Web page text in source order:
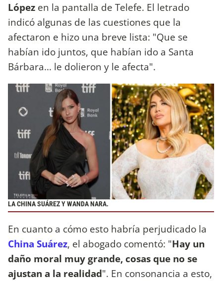
López en la pantalla de Telefe. El letrado
indicó algunas de las cuestiones que la
afectaron e hizo una breve lista: "Que se
habían ido juntos, que habían ido a Santa
Bárbara... le dolieron y le afecta".
LA CHINA SUÁREZ Y WANDA NARA.
En cuanto a cómo esto habría perjudicado la
China Suárez, el abogado comentó: "Hay un
daño moral muy grande, cosas que no se
ajustan a la realidad". En consonancia a esto,